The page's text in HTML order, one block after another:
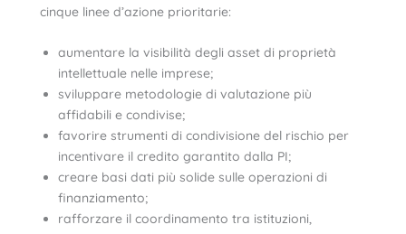
cinque linee d’azione prioritarie:
aumentare la visibilità degli asset di proprietà
intellettuale nelle imprese;
sviluppare metodologie di valutazione più
affidabili e condivise;
favorire strumenti di condivisione del rischio per
incentivare il credito garantito dalla PI;
creare basi dati più solide sulle operazioni di
finanziamento;
rafforzare il coordinamento tra istituzioni,